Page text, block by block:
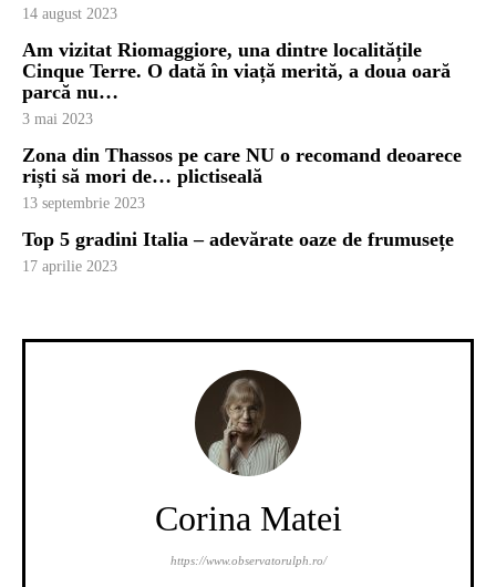
14 august 2023
Am vizitat Riomaggiore, una dintre localitățile
Cinque Terre. O dată în viață merită, a doua oară
parcă nu…
3 mai 2023
Zona din Thassos pe care NU o recomand deoarece
riști să mori de… plictiseală
13 septembrie 2023
Top 5 gradini Italia – adevărate oaze de frumusețe
17 aprilie 2023
Corina Matei
https://www.observatorulph.ro/